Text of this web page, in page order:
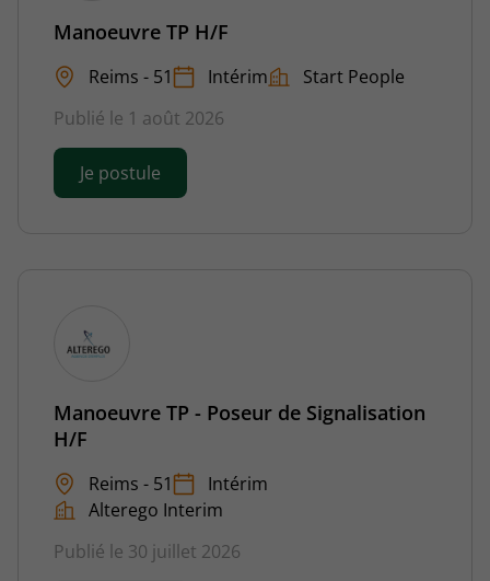
Manoeuvre TP H/F
Reims - 51 Intérim
Start People
Publié le 1 août 2026
Je postule
Manoeuvre TP - Poseur de Signalisation
H/F
Reims - 51
Intérim
Alterego Interim
Publié le 30 juillet 2026